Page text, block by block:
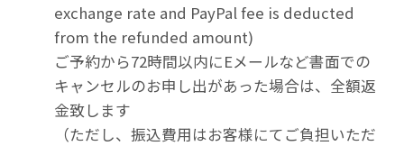
exchange rate and PayPal fee is deducted
from the refunded amount)
ご予約から72時間以内にEメールなど書面での
キャンセルのお申し出があった場合は、全額返
金致します
（ただし、振込費用はお客様にてご負担いただ